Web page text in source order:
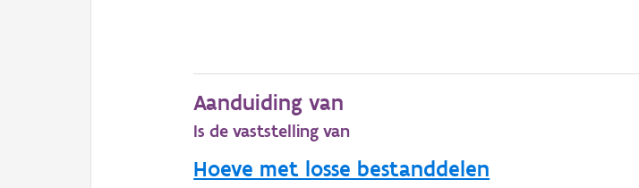
Aanduiding van
Is de vaststelling van
Hoeve met losse bestanddelen